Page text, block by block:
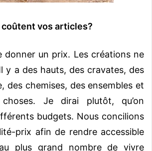
coûtent vos articles?
donner un prix. Les créations ne
y a des hauts, des cravates, des
des chemises, des ensembles et
choses. Je dirai plutôt, qu’on
budgets. Nous concilions
prix afin de rendre accessible
plus grand nombre de vivre